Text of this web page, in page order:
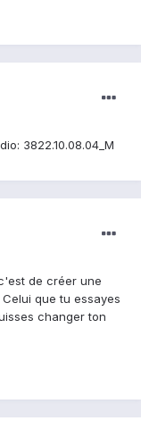
3822.10.08.04_M
de créer une
que tu essayes
changer ton